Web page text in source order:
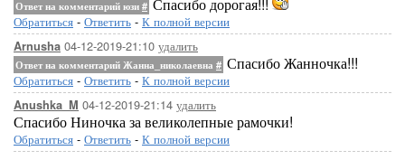
Ответ на комментарий юзи #
Обратиться - Ответить - К полной версии
Arnusha 04-12-2019-21:10 удалить
Ответ на комментарий Жанна_николаевна # Спасибо Жанночка!!!
Обратиться - Ответить - К полной версии
Anushka_M 04-12-2019-21:14 удалить
Спасибо Ниночка за великолепные рамочки!
Обратиться - Ответить - К полной версии